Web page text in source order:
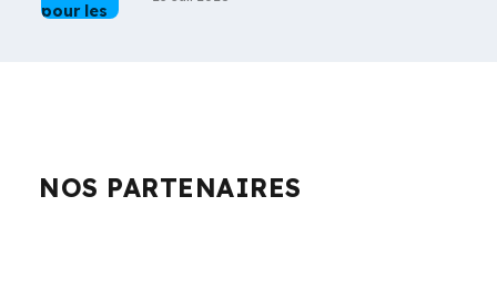
NOS PARTENAIRES